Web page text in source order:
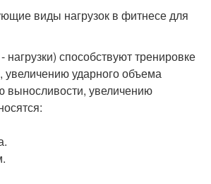
виды нагрузок в фитнесе для
способствуют тренировке
ударного объема
выносливости, увеличению